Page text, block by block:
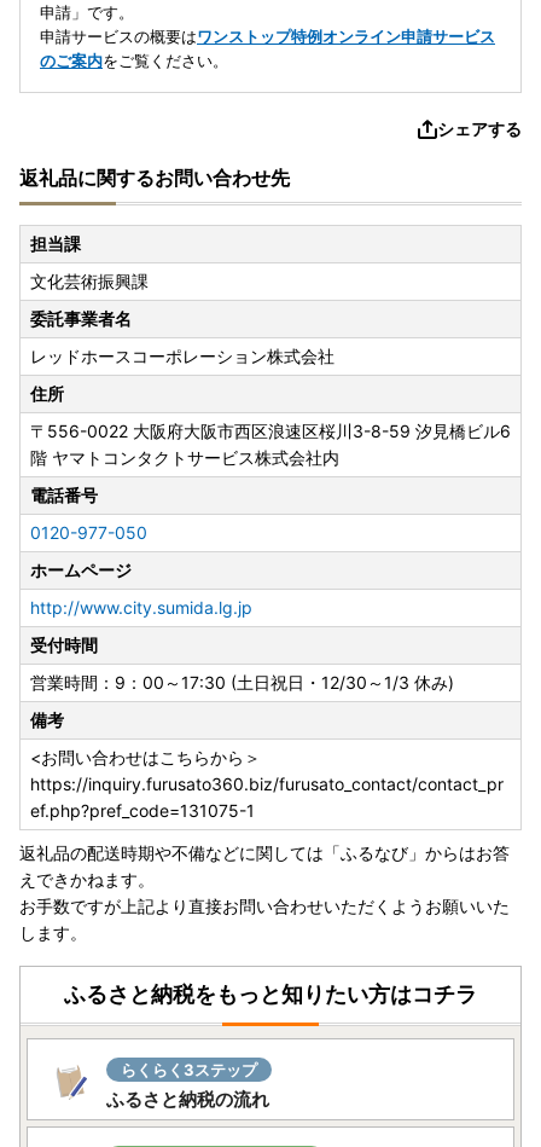
申請」です。
申請サービスの概要はワンストップ特例オンライン申請サービス
のご案内をご覧ください。
シェアする
返礼品に関するお問い合わせ先
担当課
文化芸術振興課
委託事業者名
レッドホースコーポレーション株式会社
住所
〒556-0022 大阪府大阪市西区浪速区桜川3-8-59 汐見橋ビル6
階 ヤマトコンタクトサービス株式会社内
電話番号
0120-977-050
ホームページ
http://www.city.sumida.lg.jp
受付時間
営業時間：9：00～17:30 (土日祝日・12/30～1/3 休み)
備考
<お問い合わせはこちらから＞
https://inquiry.furusato360.biz/furusato_contact/contact_pr
ef.php?pref_code=131075-1
返礼品の配送時期や不備などに関しては「ふるなび」からはお答
えできかねます。
お手数ですが上記より直接お問い合わせいただくようお願いいた
します。
ふるさと納税をもっと知りたい方はコチラ
らくらく3ステップ
ふるさと納税の流れ